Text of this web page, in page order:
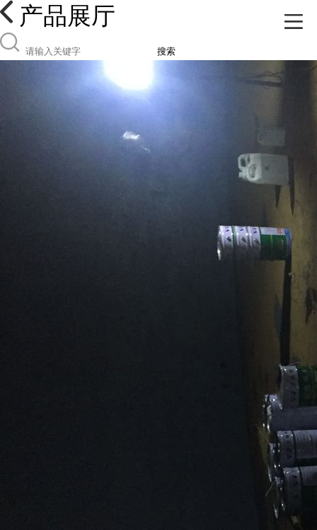
产品展厅
搜索